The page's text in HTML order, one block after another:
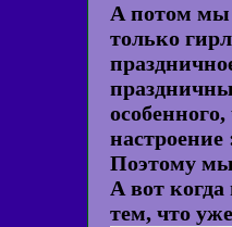
А потом мы
только
настроение
Поэтому мы
А вот когда
тем, что